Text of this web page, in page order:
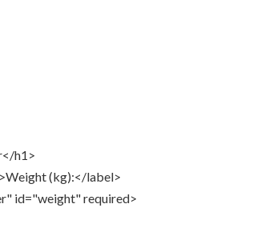
h1>
(kg):</label>
id="weight" required>